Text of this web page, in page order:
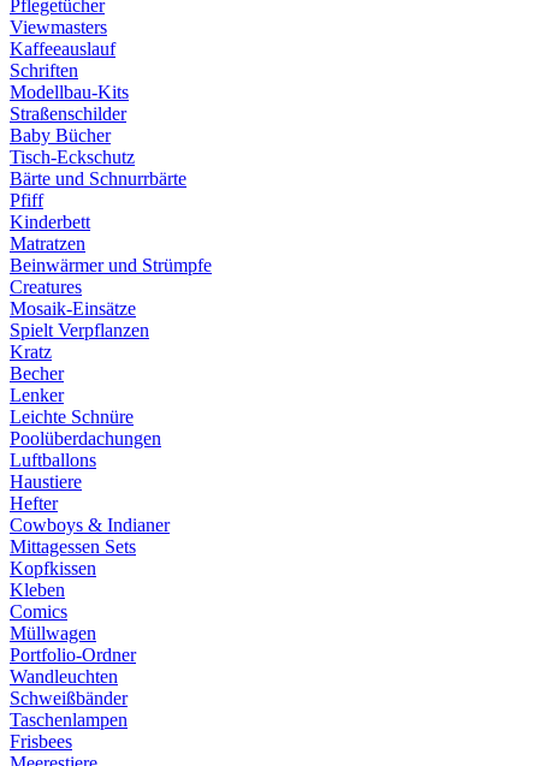
Pflegetücher
Viewmasters
Kaffeeauslauf
Schriften
Modellbau-Kits
Straßenschilder
Baby Bücher
Tisch-Eckschutz
Bärte und Schnurrbärte
Pfiff
Kinderbett
Matratzen
Beinwärmer und Strümpfe
Creatures
Mosaik-Einsätze
Spielt Verpflanzen
Kratz
Becher
Lenker
Leichte Schnüre
Poolüberdachungen
Luftballons
Haustiere
Hefter
Cowboys & Indianer
Mittagessen Sets
Kopfkissen
Kleben
Comics
Müllwagen
Portfolio-Ordner
Wandleuchten
Schweißbänder
Taschenlampen
Frisbees